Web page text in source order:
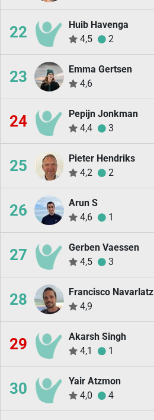
22
Huib Havenga
4,5
2
23
Emma Gertsen
4,6
24
Pepijn Jonkman
4,4
3
25
Pieter Hendriks
4,2
2
26
Arun S
4,6
1
27
Gerben Vaessen
4,5
3
28
Francisco Navarlatz
4,9
29
Akarsh Singh
4,1
1
30
Yair Atzmon
4,0
4